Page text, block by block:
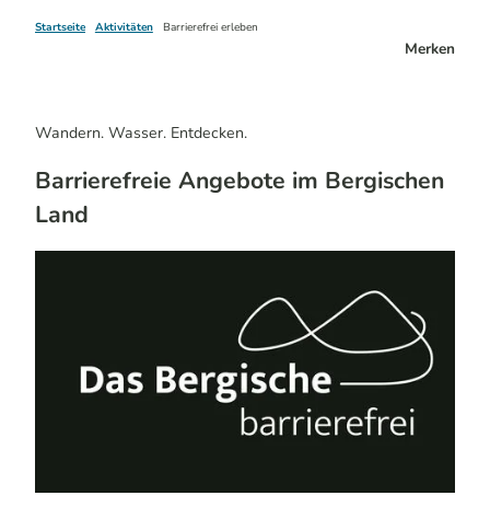
Startseite Aktivitäten Barrierefrei erleben
Merken
Wandern. Wasser. Entdecken.
Barrierefreie Angebote im Bergischen
Land
Weißes Logo "Das Bergische barrierefrei" auf einem grauen Untergrund.